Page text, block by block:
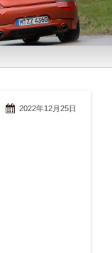
2022年12月25日